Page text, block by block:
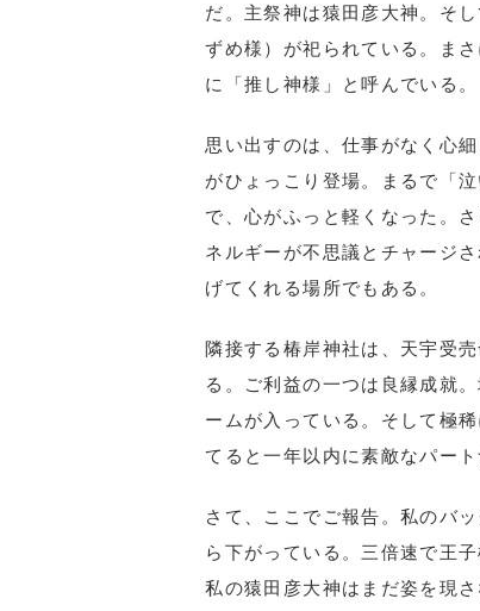
だ。主祭神は猿田彦大神。そ
ずめ様）が祀られている。ま
に「推し神様」と呼んでいる。
思い出すのは、仕事がなく心
がひょっこり登場。まるで「
で、心がふっと軽くなった。
ネルギーが不思議とチャージ
げてくれる場所でもある。
隣接する椿岸神社は、天宇受
る。ご利益の一つは良縁成就
ームが入っている。そして極
てると一年以内に素敵なパー
さて、ここでご報告。私のバ
ら下がっている。三倍速で王
私の猿田彦大神はまだ姿を現